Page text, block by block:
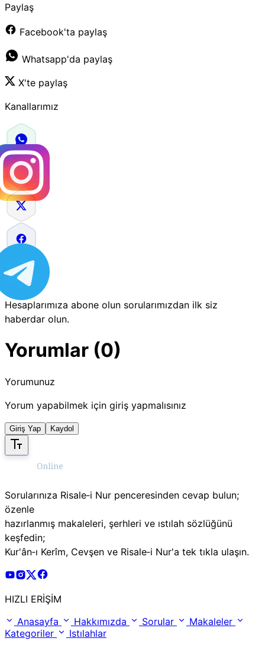
Paylaş
Facebook'ta paylaş
Whatsapp'da paylaş
X'te paylaş
Kanallarımız
Hesaplarımıza abone olun sorularımızdan ilk siz
haberdar olun.
Yorumlar (0)
Yorumunuz
Yorum yapabilmek için giriş yapmalısınız
Giriş Yap Kaydol
Sorularınıza Risale‑i Nur penceresinden cevap bulun;
özenle
hazırlanmış makaleleri, şerhleri ve ıstılah sözlüğünü
keşfedin;
Kur'ân‑ı Kerîm, Cevşen ve Risale‑i Nur'a tek tıkla ulaşın.
Risale Online Youtube Hesabı
Risale Online Instagram Hesabı
Risale Online X Hesabı
HIZLI ERİŞİM
Anasayfa
Hakkımızda Sorular
Makaleler
Kategoriler
Istılahlar